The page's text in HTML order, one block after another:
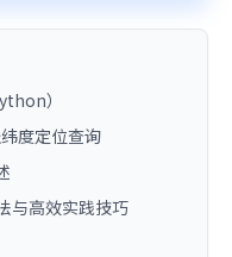
）
度定位查询
与高效实践技巧